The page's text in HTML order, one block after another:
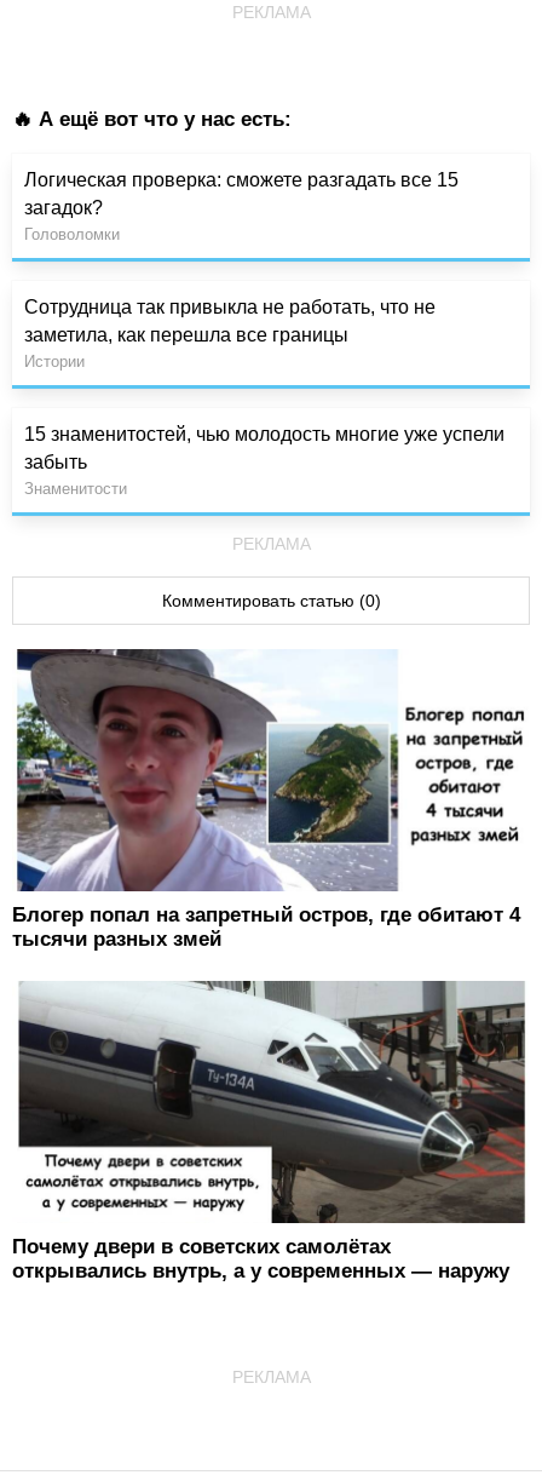
РЕКЛАМА
🔥 А ещё вот что у нас есть:
Логическая проверка: сможете разгадать все 15
загадок?
Головоломки
Сотрудница так привыкла не работать, что не
заметила, как перешла все границы
Истории
15 знаменитостей, чью молодость многие уже успели
забыть
Знаменитости
РЕКЛАМА
Комментировать статью (0)
Блогер попал на запретный остров, где обитают 4
тысячи разных змей
Почему двери в советских самолётах
открывались внутрь, а у современных — наружу
РЕКЛАМА